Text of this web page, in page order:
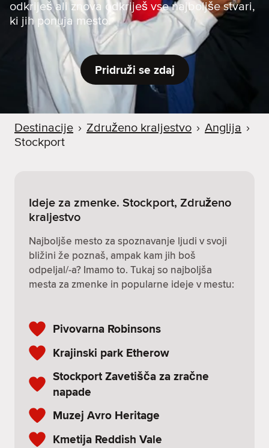
odkriješ ali znova odkriješ vse najboljše stvari,
ki jih ponuja mesto.
Pridruži se zdaj
Destinacije › Združeno kraljestvo › Anglija ›
Stockport
Ideje za zmenke. Stockport, Združeno
kraljestvo
Najboljše mesto za spoznavanje ljudi v svoji
bližini že poznaš, ampak kam jih boš
odpeljal/-a? Imamo to. Tukaj so najboljša
mesta za zmenke in popularne ideje v mestu:
Pivovarna Robinsons
Krajinski park Etherow
Stockport Zavetišča za zračne
napade
Muzej Avro Heritage
Kmetija Reddish Vale